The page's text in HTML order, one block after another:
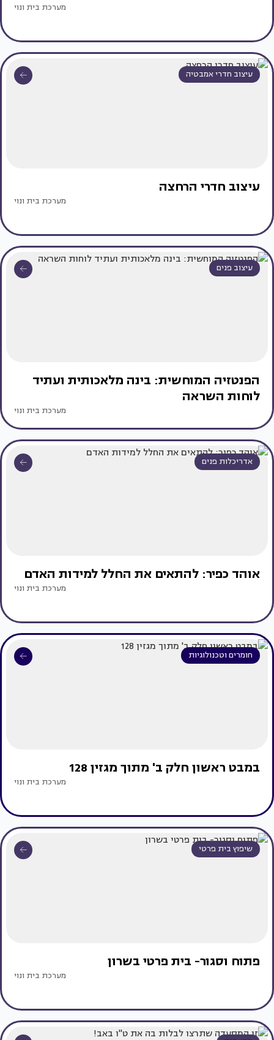
מערכת בית ונוי
עיצוב חדרי אמבטיה
עיצוב חדרי הרחצה
מערכת בית ונוי
עיצוב פנים
הפנטזיה המוחשית: בינה מלאכותית ועתיד
לוחות השראה
מערכת בית ונוי
אדריכלות פנים
אוהד כפיר: להתאים את החלל למידות האדם
מערכת בית ונוי
חומרים וטכנולוגיות
במבט ראשון חלק ב' מתוך מגזין 128
מערכת בית ונוי
שיפוץ בית פרטי
פתוח וסגור- בית פרטי בשרון
מערכת בית ונוי